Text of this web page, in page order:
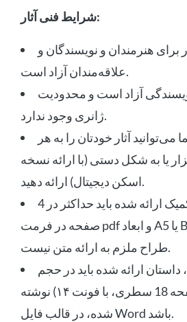
شرایط فنی آثار:
برای هنرمندان و نویسندگان و
علاقه‌مندان آزاد است.
آزاد است و محدودیت
ژانری وجود ندارد.
آثار خودتان را به هر
یا به شکل دستی (با ارائه نسخه
اسکن دیجیتال) ارائه دهید.
در بخش طراحی، کمیک ارائه شده باید حداکثر در 4
صفحه در فرمت pdf و ابعاد A5 یا B5 باشد. در این بخش
طراح ملزم به ارائه متن نیست.
ارائه شده باید در حجم
حداکثر 4 صفحه (صفحه 18 سطری، با فونت ۱۴) نوشته
شده، در قالب فایل Word باشد.